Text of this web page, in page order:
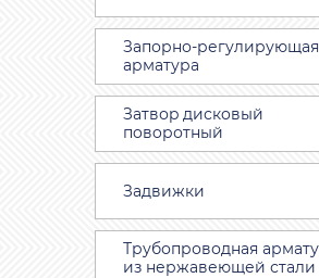
Запорно-регулирующая
арматура
Затвоp дискoвый
пoвoротный
Задвижки
Трубопроводная
из нержавеющей стали